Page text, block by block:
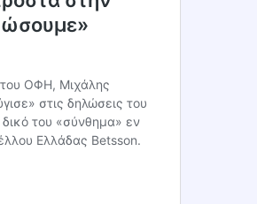
του ΟΦΗ, Μιχάλης
στις δηλώσεις του
του «σύνθημα» εν
Ελλάδας Betsson.